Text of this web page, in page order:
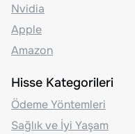
Nvidia
Apple
Amazon
Hisse Kategorileri
Ödeme Yöntemleri
Sağlık ve İyi Yaşam